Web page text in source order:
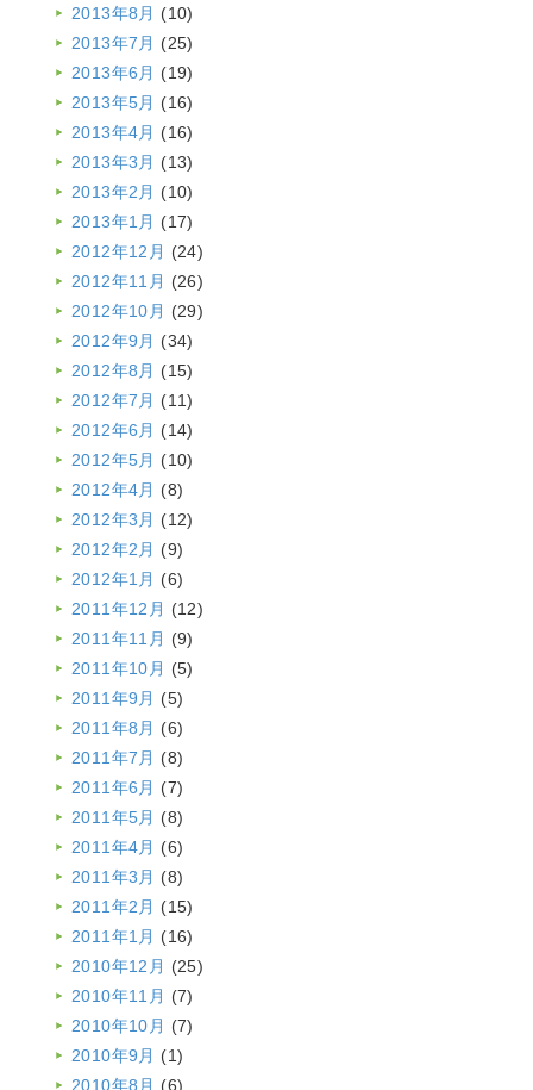
2013年8月 (10)
2013年7月 (25)
2013年6月 (19)
2013年5月 (16)
2013年4月 (16)
2013年3月 (13)
2013年2月 (10)
2013年1月 (17)
2012年12月 (24)
2012年11月 (26)
2012年10月 (29)
2012年9月 (34)
2012年8月 (15)
2012年7月 (11)
2012年6月 (14)
2012年5月 (10)
2012年4月 (8)
2012年3月 (12)
2012年2月 (9)
2012年1月 (6)
2011年12月 (12)
2011年11月 (9)
2011年10月 (5)
2011年9月 (5)
2011年8月 (6)
2011年7月 (8)
2011年6月 (7)
2011年5月 (8)
2011年4月 (6)
2011年3月 (8)
2011年2月 (15)
2011年1月 (16)
2010年12月 (25)
2010年11月 (7)
2010年10月 (7)
2010年9月 (1)
2010年8月 (6)